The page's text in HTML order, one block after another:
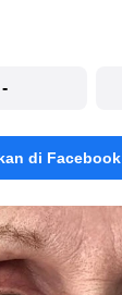
-
di Facebook